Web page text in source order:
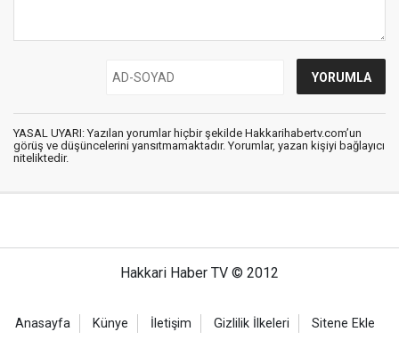
YASAL UYARI: Yazılan yorumlar hiçbir şekilde Hakkarihabertv.com’un
görüş ve düşüncelerini yansıtmamaktadır. Yorumlar, yazan kişiyi bağlayıcı
niteliktedir.
Hakkari Haber TV © 2012
Anasayfa Künye İletişim Gizlilik İlkeleri Sitene Ekle